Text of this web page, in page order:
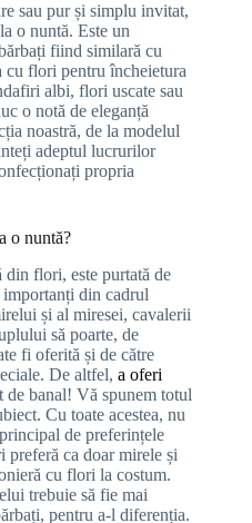
sau pur și simplu invitat,
o nuntă. Este un
fiind similară cu
cu flori pentru încheietura
albi, flori uscate sau
o notă de eleganță
noastră, de la modelul
adeptul lucrurilor
propria
o nuntă?
din flori, este purtată de
din cadrul
și al miresei, cavalerii
să poarte, de
fi oferită și de către
De altfel, a oferi
de banal! Vă spunem totul
Cu toate acestea, nu
de preferințele
ca doar mirele și
cu flori la costum.
trebuie să fie mai
pentru a-l diferenția.